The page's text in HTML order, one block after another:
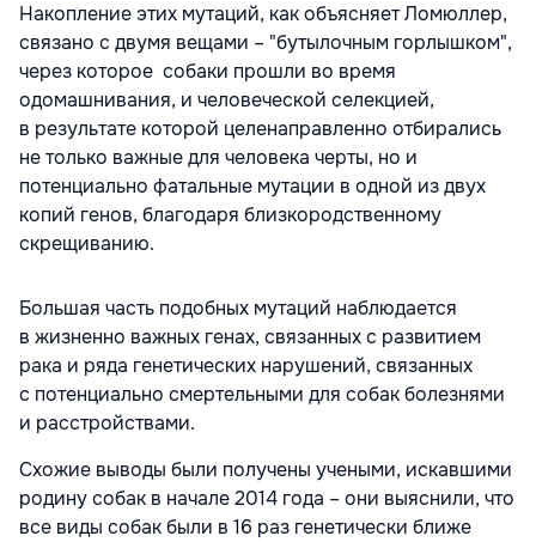
Накопление этих мутаций, как объясняет Ломюллер,
связано с двумя вещами – "бутылочным горлышком",
через которое собаки прошли во время
одомашнивания, и человеческой селекцией,
в результате которой целенаправленно отбирались
не только важные для человека черты, но и
потенциально фатальные мутации в одной из двух
копий генов, благодаря близкородственному
скрещиванию.
Большая часть подобных мутаций наблюдается
в жизненно важных генах, связанных с развитием
рака и ряда генетических нарушений, связанных
с потенциально смертельными для собак болезнями
и расстройствами.
Схожие выводы были получены учеными, искавшими
родину собак в начале 2014 года – они выяснили, что
все виды собак были в 16 раз генетически ближе